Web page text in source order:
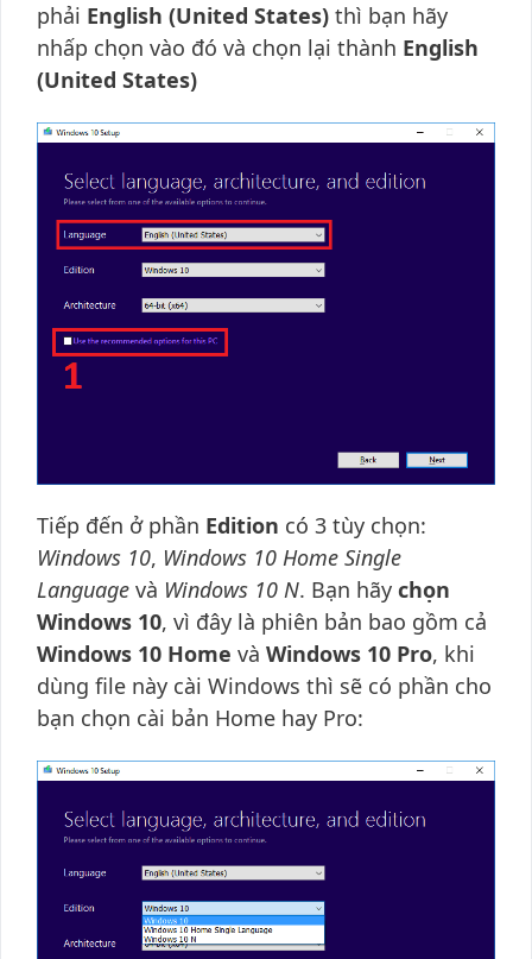
phải English (United States) thì bạn hãy
nhấp chọn vào đó và chọn lại thành English
(United States)
Tiếp đến ở phần Edition có 3 tùy chọn:
Windows 10, Windows 10 Home Single
Language và Windows 10 N. Bạn hãy chọn
Windows 10, vì đây là phiên bản bao gồm cả
Windows 10 Home và Windows 10 Pro, khi
dùng file này cài Windows thì sẽ có phần cho
bạn chọn cài bản Home hay Pro: